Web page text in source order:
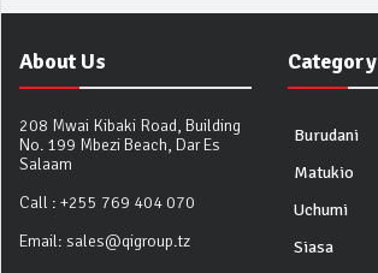
About Us
208 Mwai Kibaki Road, Building
No. 199 Mbezi Beach, Dar Es
Salaam
Call : +255 769 404 070
Email: sales@qigroup.tz
Category
Burudani
Matukio
Uchumi
Siasa